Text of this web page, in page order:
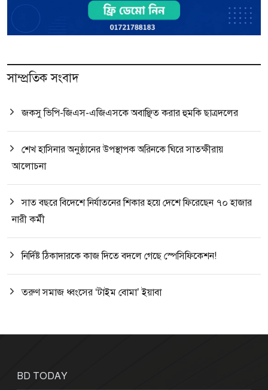
সাম্প্রতিক সংবাদ
জকসু ভিপি-জিএস-এজিএসকে অবাঞ্ছিত করার হুমকি ছাত্রদলের
শেখ হাসিনার অনুষ্ঠানের উপস্থাপক অরিনকে ঘিরে সাতক্ষীরায়
আলোচনা
সাত বছরে বিদেশে নির্যাতনের শিকার হয়ে দেশে ফিরেছেন ৭০ হাজার
নারী কর্মী
নির্দিষ্ট ঠিকাদারকে কাজ দিতে বদলে গেছে স্পেসিফিকেশন!
তরুণ সমাজ ধ্বংসের ‘টাইম বোমা’ ইয়াবা
BD TODAY